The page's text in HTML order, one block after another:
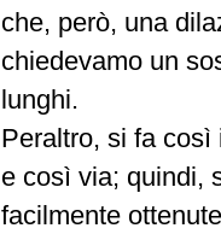
che, però, una
chiedevamo un
lunghi.
Peraltro, si fa così
e così via; quindi,
facilmente